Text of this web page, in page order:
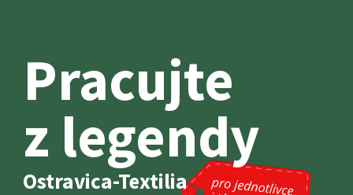
Pracujte
z legendy
Ostravica-Textilia